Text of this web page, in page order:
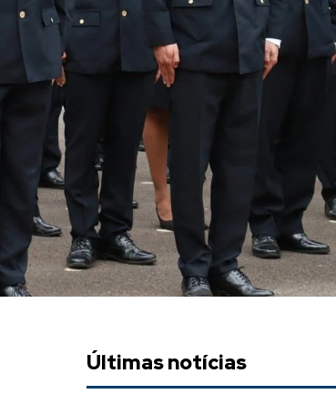
Últimas notícias